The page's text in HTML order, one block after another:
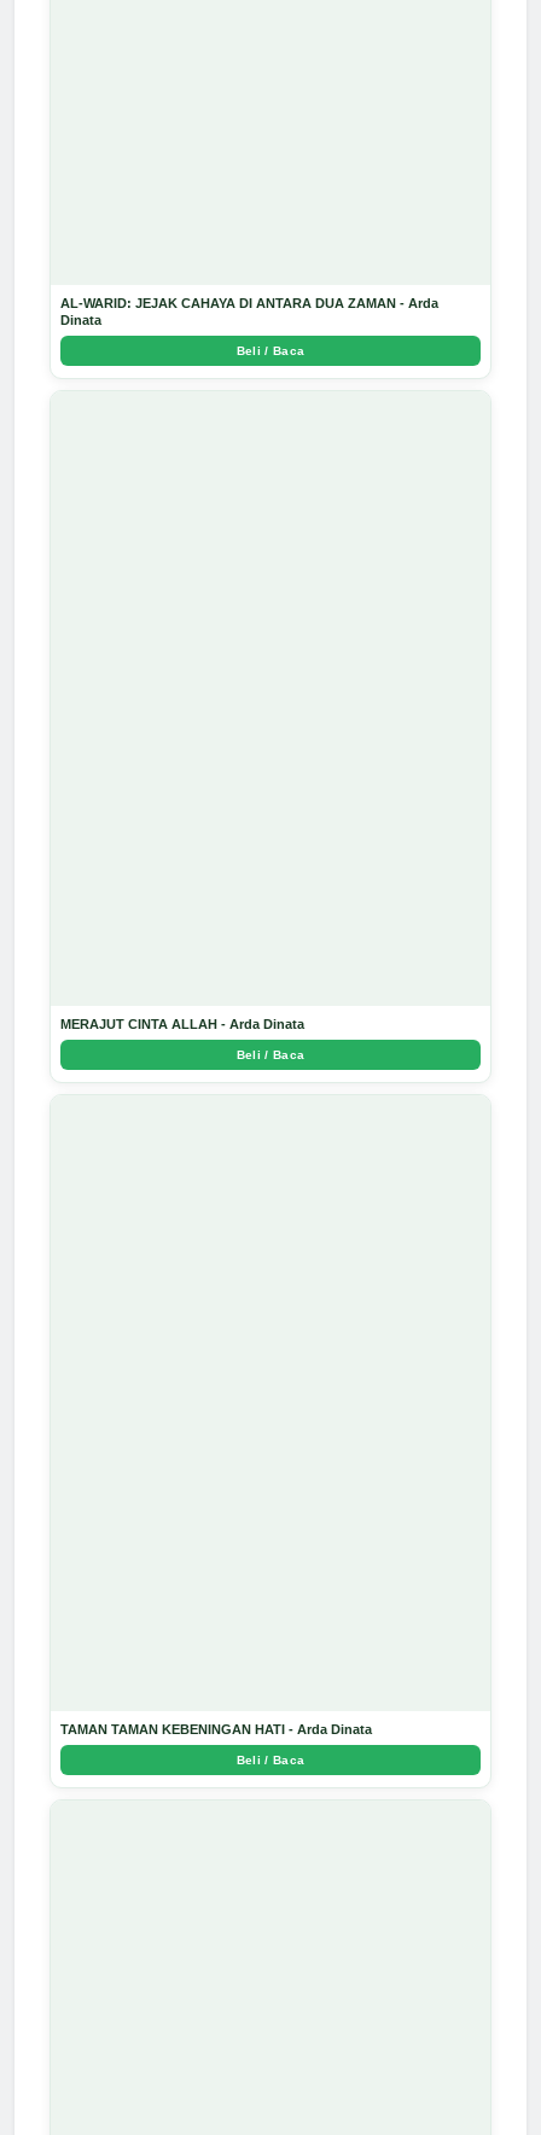
AL-WARID: JEJAK CAHAYA DI ANTARA DUA ZAMAN - Arda
Dinata
Beli / Baca
MERAJUT CINTA ALLAH - Arda Dinata
Beli / Baca
TAMAN TAMAN KEBENINGAN HATI - Arda Dinata
Beli / Baca